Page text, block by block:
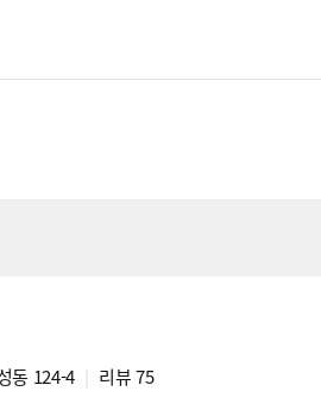
동 124-4 리뷰75